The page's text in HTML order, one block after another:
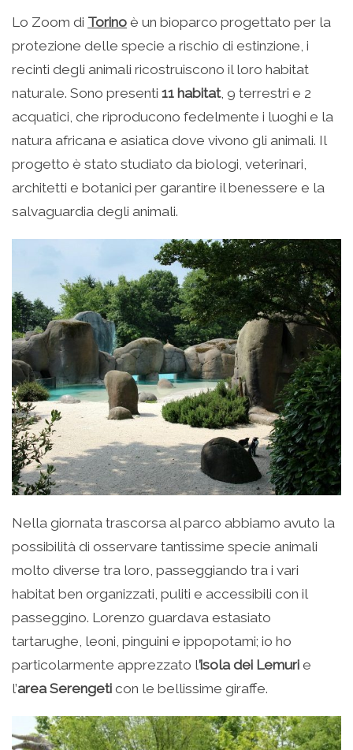
Lo Zoom di Torino è un bioparco progettato per la
protezione delle specie a rischio di estinzione, i
recinti degli animali ricostruiscono il loro habitat
naturale. Sono presenti 11 habitat, 9 terrestri e 2
acquatici, che riproducono fedelmente i luoghi e la
natura africana e asiatica dove vivono gli animali. Il
progetto è stato studiato da biologi, veterinari,
architetti e botanici per garantire il benessere e la
salvaguardia degli animali.
Nella giornata trascorsa al parco abbiamo avuto la
possibilità di osservare tantissime specie animali
molto diverse tra loro, passeggiando tra i vari
habitat ben organizzati, puliti e accessibili con il
passeggino. Lorenzo guardava estasiato
tartarughe, leoni, pinguini e ippopotami; io ho
particolarmente apprezzato l’isola dei Lemuri e
l’area Serengeti con le bellissime giraffe.